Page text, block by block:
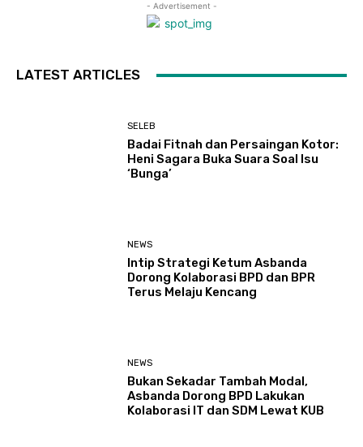
- Advertisement -
LATEST ARTICLES
SELEB
Badai Fitnah dan Persaingan Kotor:
Heni Sagara Buka Suara Soal Isu
‘Bunga’
NEWS
Intip Strategi Ketum Asbanda
Dorong Kolaborasi BPD dan BPR
Terus Melaju Kencang
NEWS
Bukan Sekadar Tambah Modal,
Asbanda Dorong BPD Lakukan
Kolaborasi IT dan SDM Lewat KUB